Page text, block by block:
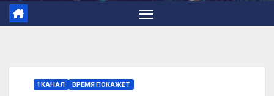
1 КАНАЛ ВРЕМЯ ПОКАЖЕТ